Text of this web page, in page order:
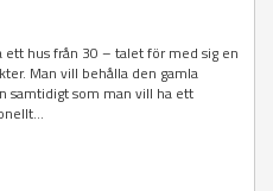
ett hus från 30 – talet för med sig en
Man vill behålla den gamla
samtidigt som man vill ha ett